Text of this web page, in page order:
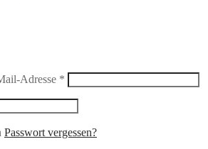
Adresse * Erforderlich
Passwort vergessen?